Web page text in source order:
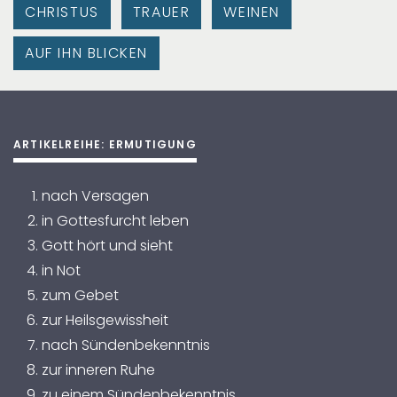
CHRISTUS TRAUER
WEINEN
AUF IHN BLICKEN
ARTIKELREIHE: ERMUTIGUNG
nach Versagen
in Gottesfurcht leben
Gott hört und sieht
in Not
zum Gebet
zur Heilsgewissheit
nach Sündenbekenntnis
zur inneren Ruhe